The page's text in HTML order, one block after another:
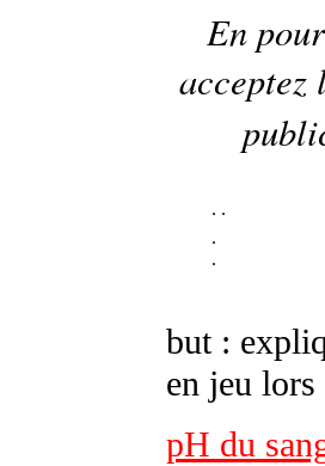
En
. .
.
.
but :
en jeu
pH du